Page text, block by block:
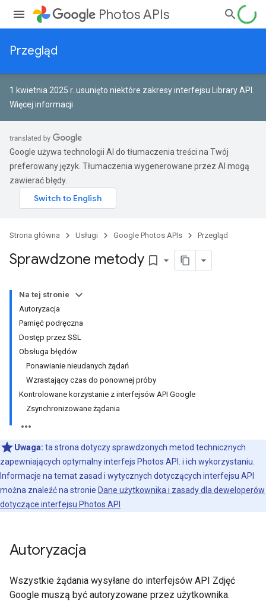
Photos APIs
Przegląd
1 kwietnia 2025 r. usunięto niektóre zakresy interfejsu Library API.
Więcej informacji
Google używa technologii AI do tłumaczenia treści na Twój
preferowany język. Tłumaczenia wygenerowane przez AI mogą
zawierać błędy.
Strona główna Usługi Google Photos APIs Przegląd
Sprawdzone metody bookmark_border
Na tej stronie
Autoryzacja
Pamięć podręczna
Dostęp przez SSL
Obsługa błędów
Ponawianie nieudanych żądań
Wzrastający czas do ponownej próby
Kontrolowane korzystanie z interfejsów API Google
Zsynchronizowane żądania
Uwaga: ta strona dotyczy sprawdzonych metod technicznych
zapewniających optymalny interfejs Photos API. i ich wykorzystaniu.
Informacje na temat zasad i wytycznych dotyczących interfejsu API
można znaleźć na stronie Dane użytkownika i zasady dla deweloperów
dotyczące interfejsu Photos API
Autoryzacja
Wszystkie żądania wysyłane do interfejsów API Zdjęć
Google muszą być autoryzowane przez użytkownika.